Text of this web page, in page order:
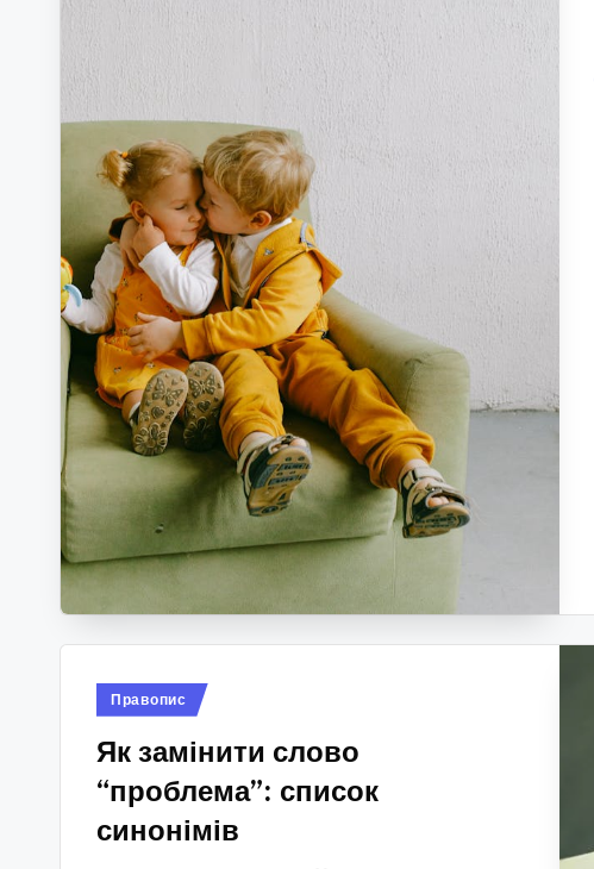
Опубліковано
Правопис
Як замінити слово
“проблема”: список
синонімів